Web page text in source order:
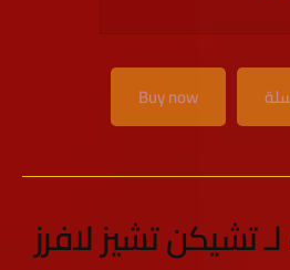
Buy now
تشيكن تشيز لافرز